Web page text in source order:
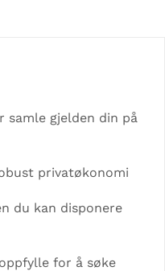
samle gjelden din på
privatøkonomi
du kan disponere
for å søke